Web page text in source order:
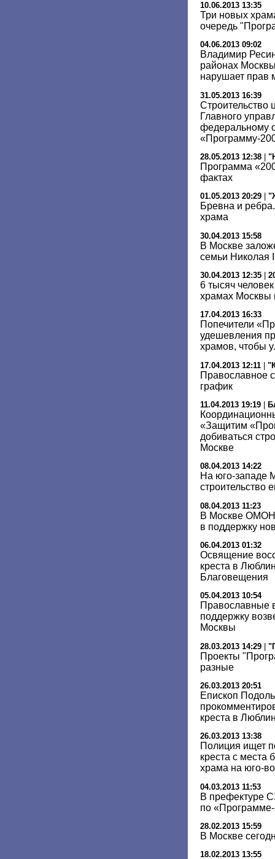
10.06.2013 13:35
Три новых
очередь
04.06.2013 09:02
Владимир
районах
нарушает прав
31.05.2013 16:39
Строительство
Главного
федеральному
«Программу-
28.05.2013 12:38
Программа
фактах
01.05.2013 20:29
Бревна и
храма
30.04.2013 15:58
В Москве
семьи Николая
30.04.2013 12:35
6 тысяч
храмах Москвы
17.04.2013 16:33
Попечители
удешевления
храмов, чтобы
17.04.2013 12:11 |
Православное
график
11.04.2013 19:19
«Защитим
добиваться
Москве
08.04.2013 14:22
На юго-западе
строительство
08.04.2013 11:23
В Москве ОМОН
в поддержку
06.04.2013 01:32
Освящение
креста в
Благовещения
05.04.2013 10:54
Православные
поддержку
Москвы
28.03.2013 14:29 |
Проекты
разные
26.03.2013 20:51
Епископ
креста в
26.03.2013 13:38
Полиция ищет
креста с места
храма на юго-
04.03.2013 11:53
В префектуре
по
28.02.2013 15:59
В Москве
18.02.2013 13:55